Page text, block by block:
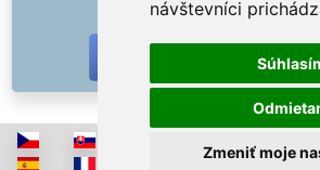
návštevníci
Zmeniť moje